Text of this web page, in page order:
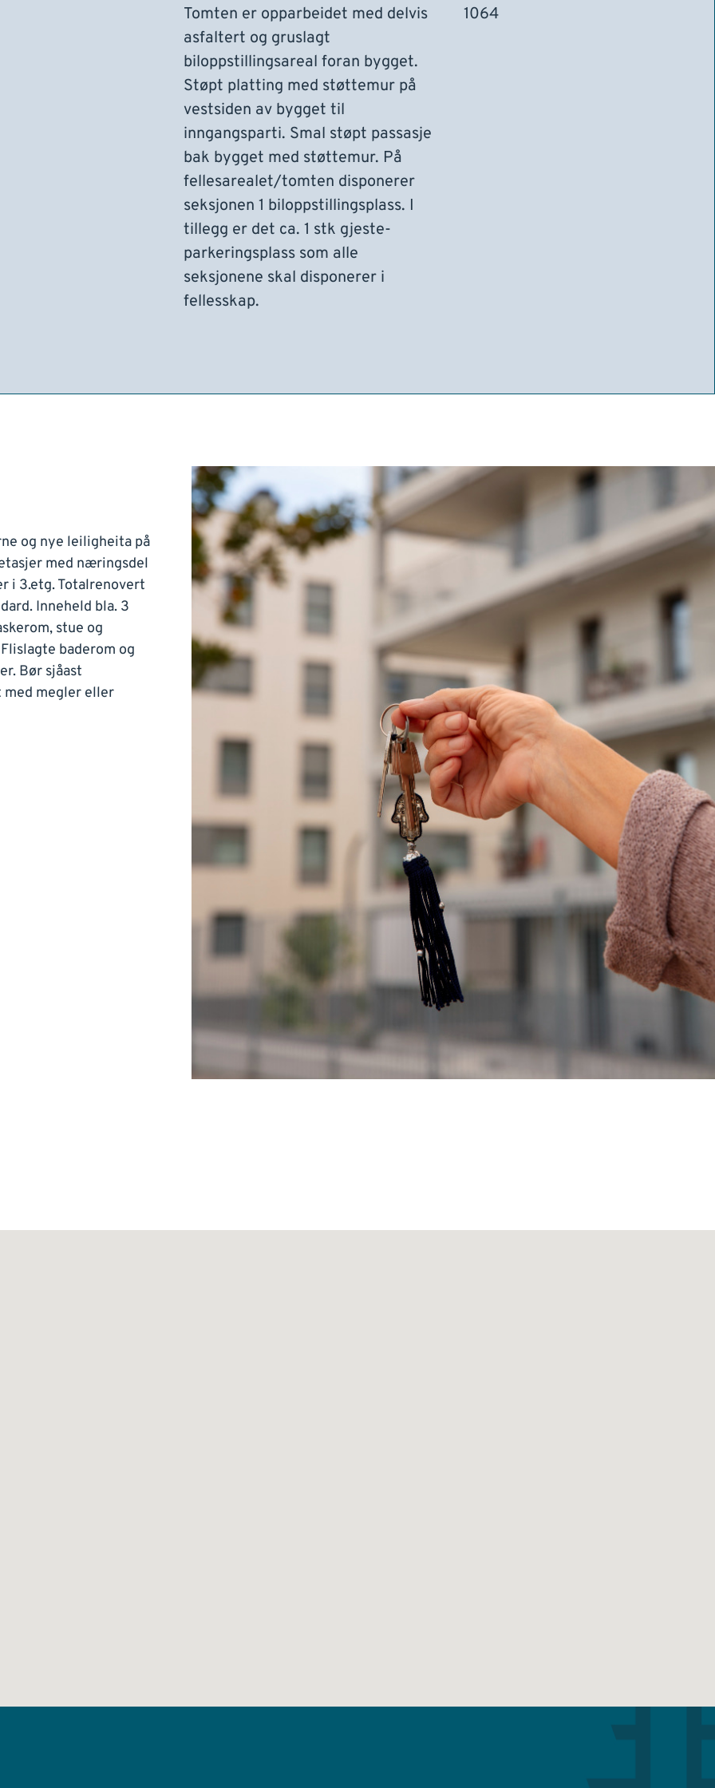
Tomten er opparbeidet med delvis
asfaltert og gruslagt
biloppstillingsareal foran bygget.
Støpt platting med støttemur på
vestsiden av bygget til
inngangsparti. Smal støpt passasje
bak bygget med støttemur. På
fellesarealet/tomten disponerer
seksjonen 1 biloppstillingsplass. I
tillegg er det ca. 1 stk gjeste-
parkeringsplass som alle
seksjonene skal disponerer i
fellesskap.
1064
og nye leiligheita på
med næringsdel
i 3.etg. Totalrenovert
Inneheld bla. 3
stue og
baderom og
Bør sjåast
med megler eller